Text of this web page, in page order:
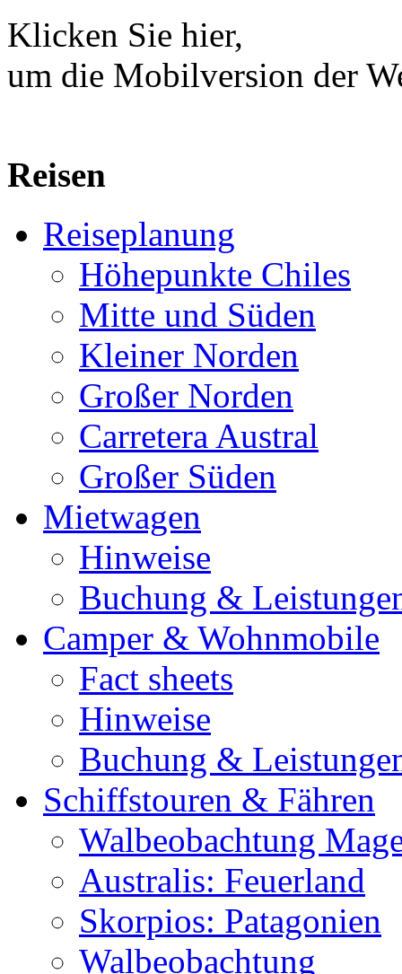
Klicken Sie hier,
um die Mobilversion der
Reisen
Reiseplanung
Höhepunkte Chiles
Mitte und Süden
Kleiner Norden
Großer Norden
Carretera Austral
Großer Süden
Mietwagen
Hinweise
Buchung &
Camper & Wohnmobile
Fact sheets
Hinweise
Buchung &
Schiffstouren & Fähren
Walbeobachtung
Australis: Feuerland
Skorpios: Patagonien
Walbeobachtung